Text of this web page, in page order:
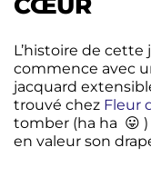
CŒUR
L’histoire de cette
commence avec
jacquard
trouvé chez Fleur
tomber (ha ha 😛
en valeur son